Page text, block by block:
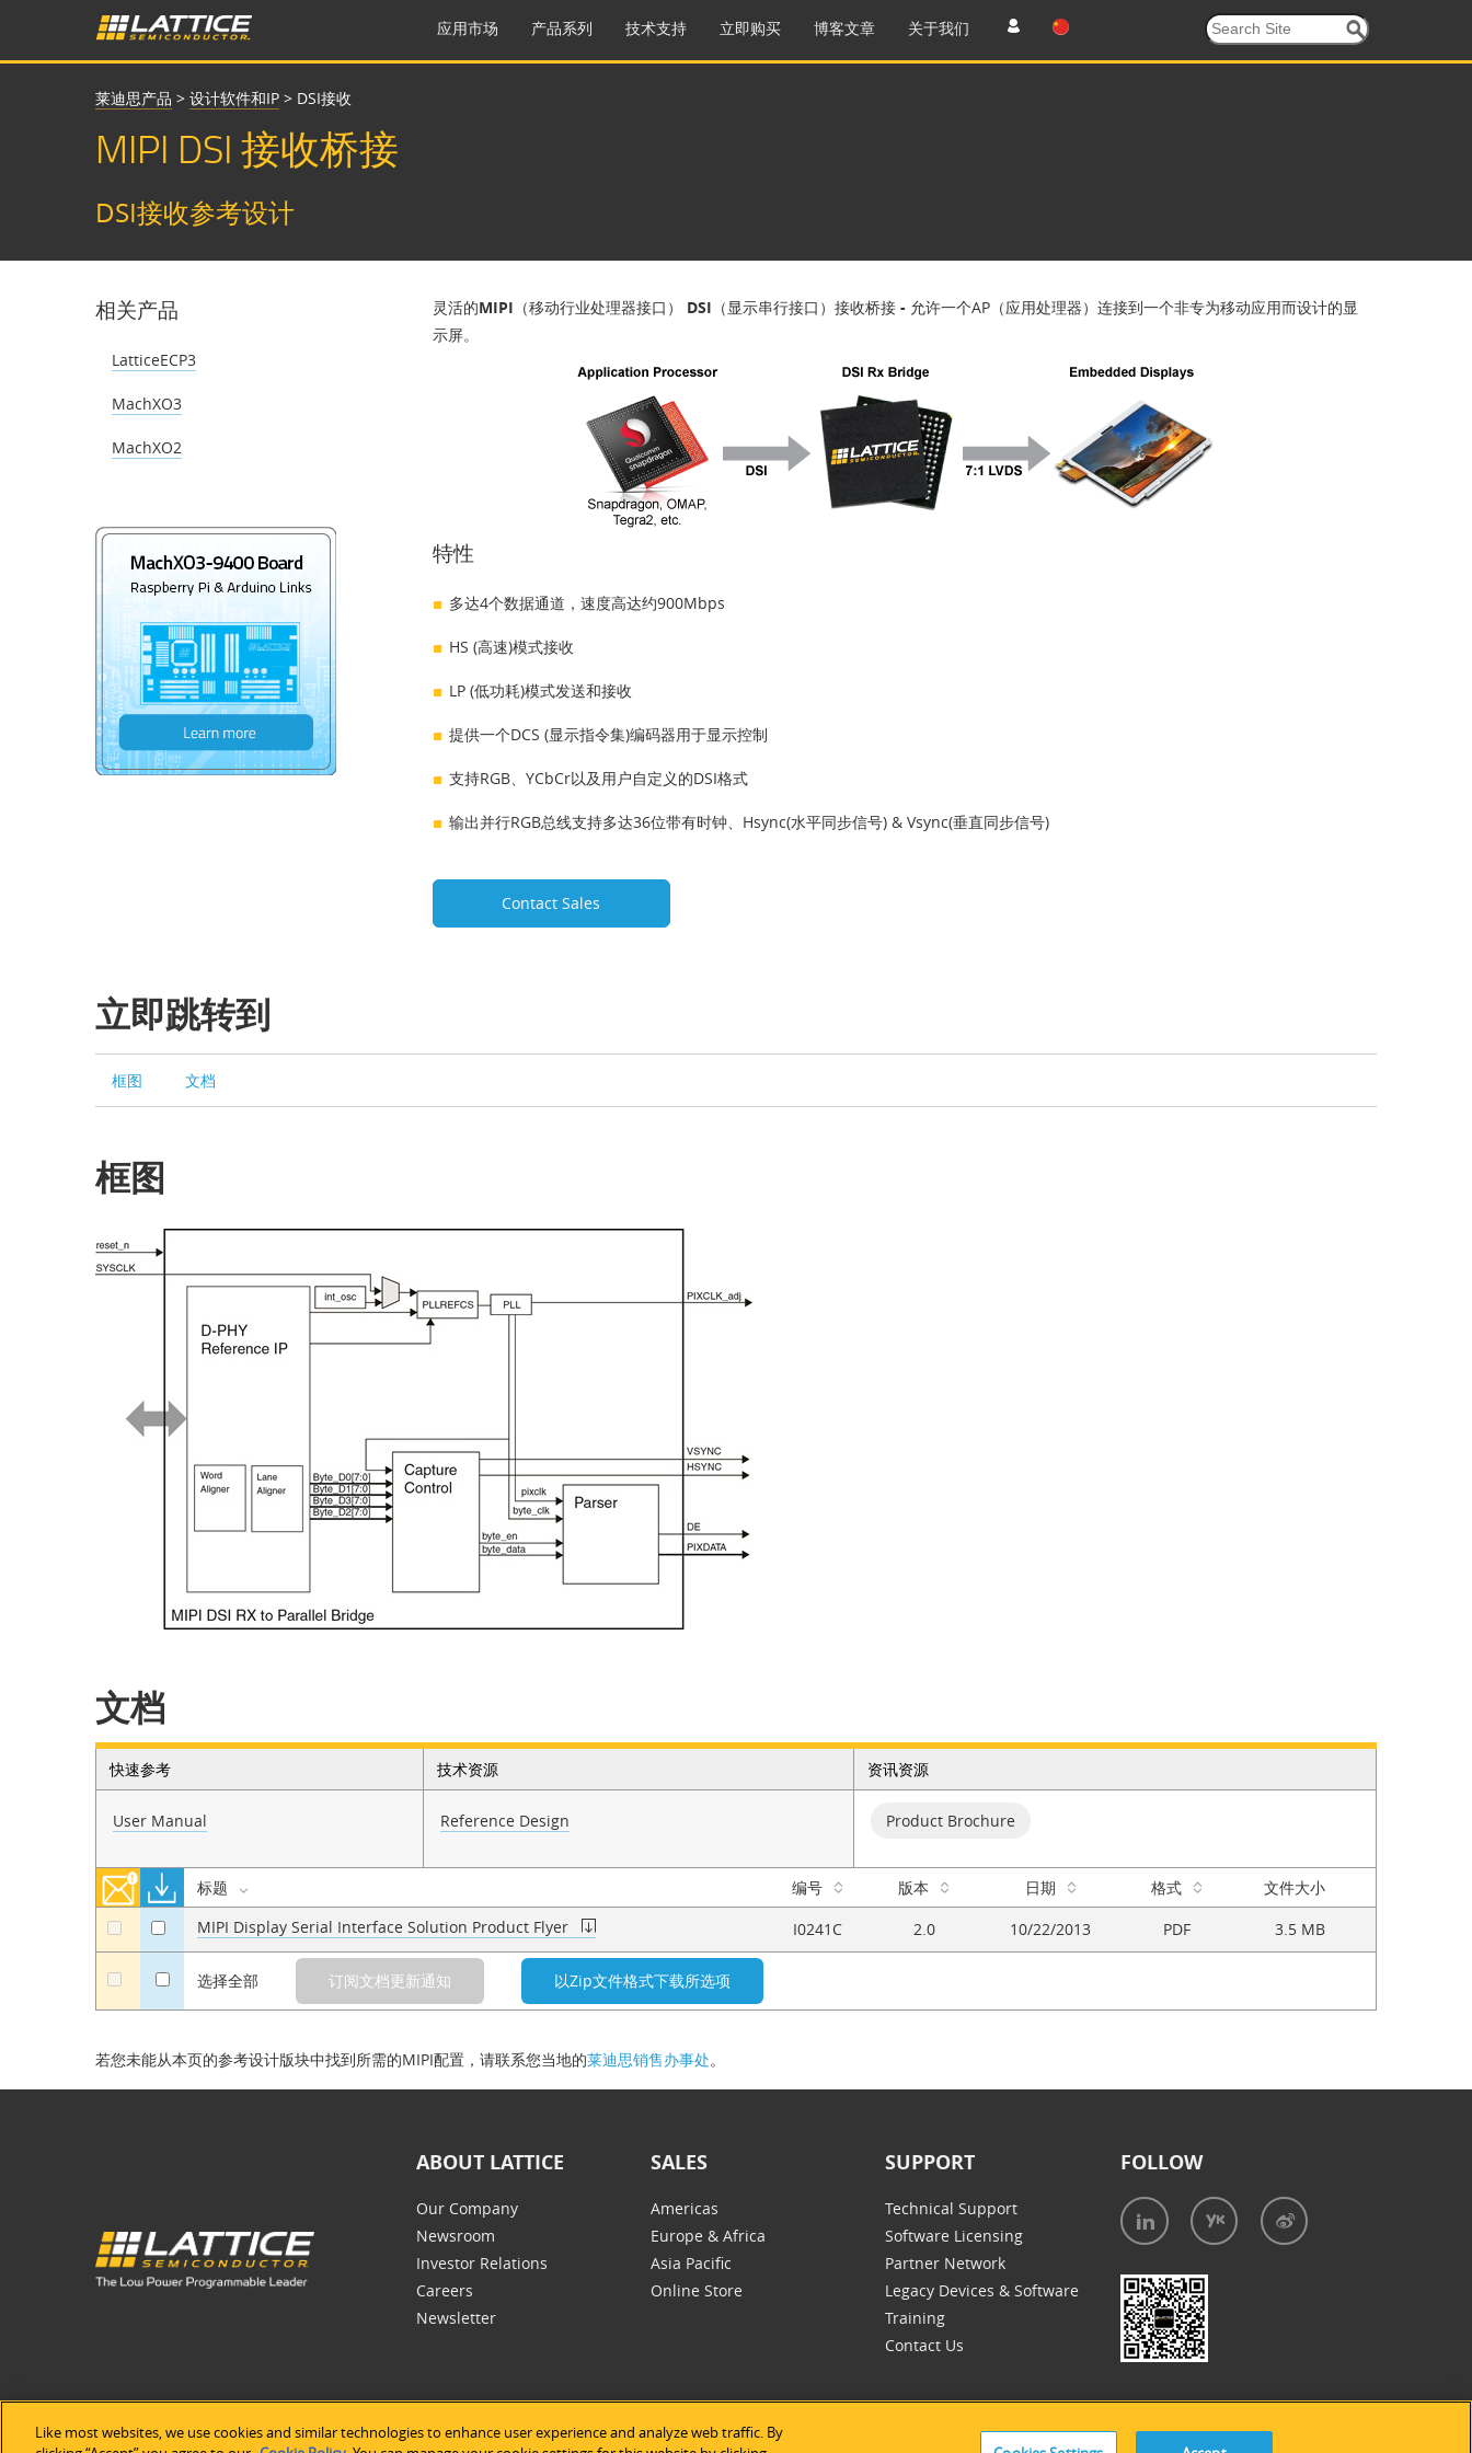
应用市场 产品系列 技术支持 立即购买 博客文章 关于我们
莱迪思产品 > 设计软件和IP > DSI接收
MIPI DSI 接收桥接
DSI接收参考设计
相关产品
LatticeECP3
MachXO3
MachXO2
灵活的MIPI（移动行业处理器接口） DSI（显示串行接口）接收桥接 - 允许一个AP（应用处理器）连接到一个非专为移动应用而设计的显
示屏。
特性
多达4个数据通道，速度高达约900Mbps
HS (高速)模式接收
LP (低功耗)模式发送和接收
提供一个DCS (显示指令集)编码器用于显示控制
支持RGB、YCbCr以及用户自定义的DSI格式
输出并行RGB总线支持多达36位带有时钟、Hsync(水平同步信号) & Vsync(垂直同步信号)
Contact Sales
立即跳转到
框图 文档
框图
文档
快速参考
User Manual
技术资源
Reference Design
资讯资源
Product Brochure
标题 编号 版本 日期 格式 文件大小
a 选择全部
a a MIPI Display Serial Interface Solution Product Flyer I0241C 2.0 10/22/2013 PDF 3.5 MB
若您未能从本页的参考设计版块中找到所需的MIPI配置，请联系您当地的莱迪思销售办事处。
ABOUT LATTICE
Our Company
Newsroom
Investor Relations
Careers
Newsletter
SALES
Americas
Europe & Africa
Asia Pacific
Online Store
SUPPORT
Technical Support
Software Licensing
Partner Network
Legacy Devices & Software
Training
Contact Us
FOLLOW
©2026 Lattice Semiconductor|法律声明|隐私条款
Like most websites, we use cookies and similar technologies to enhance user experience and analyze web traffic. By